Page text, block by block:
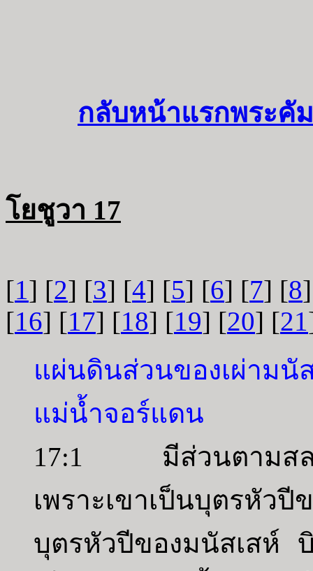
กลับหน้าแรกพระคั
โยชูวา 17
[1] [2] [3] [4] [5] [6] [7] [8
[16] [17] [18] [19] [20] [21
แผ่นดินส่วนของเผ่ามนั
แม่น้ำจอร์แดน
17:1 มีส่วนตามสลา
เพราะเขาเป็นบุตรหั
บุตรหัวปีของมนัสเสห์